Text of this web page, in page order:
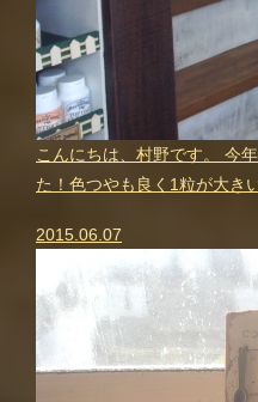
こんにちは、村野です。 今
た！色つやも良く1粒が大
2015.06.07